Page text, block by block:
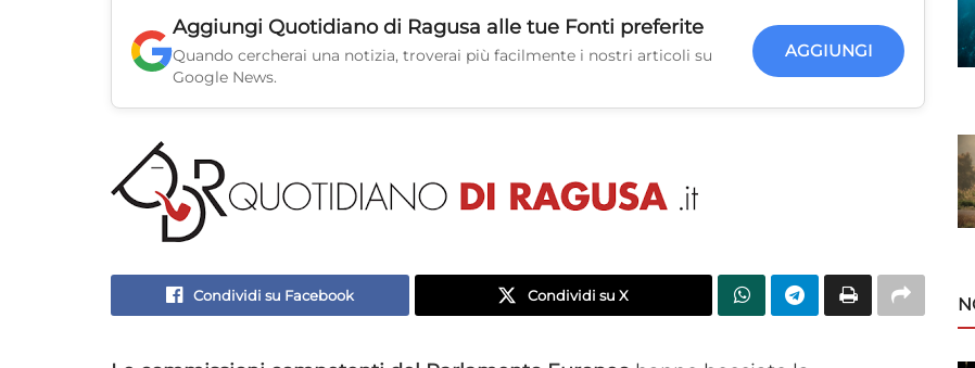
Aggiungi Quotidiano di Ragusa alle tue Fonti preferite
Quando cercherai una notizia, troverai più facilmente i nostri articoli su
Google News.
AGGIUNGI
Condividi su Facebook Condividi su X